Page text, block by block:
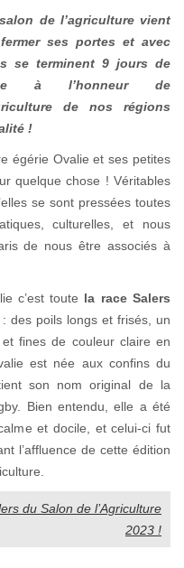
de l’agriculture vient
ses portes et avec
se terminent 9 jours de
à l’honneur de
de nos régions
!
égérie Ovalie et ses petites
quelque chose ! Véritables
se sont pressées toutes
culturelles, et nous
de nous être associés à
c’est toute la race Salers
: des poils longs et frisés, un
fines de couleur claire en
est née aux confins du
son nom original de la
Bien entendu, elle a été
et docile, et celui-ci fut
l’affluence de cette édition
du Salon de l’Agriculture
2023 !